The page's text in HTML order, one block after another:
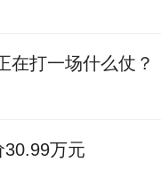
在打一场什么仗？
30.99万元